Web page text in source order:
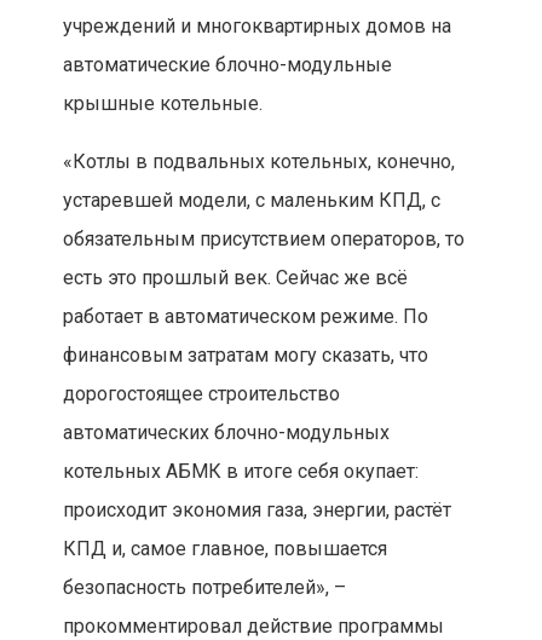
учреждений и многоквартирных домов на
автоматические блочно-модульные
крышные котельные.
«Котлы в подвальных котельных, конечно,
устаревшей модели, с маленьким КПД, с
обязательным присутствием операторов, то
есть это прошлый век. Сейчас же всё
работает в автоматическом режиме. По
финансовым затратам могу сказать, что
дорогостоящее строительство
автоматических блочно-модульных
котельных АБМК в итоге себя окупает:
происходит экономия газа, энергии, растёт
КПД и, самое главное, повышается
безопасность потребителей», –
прокомментировал действие программы